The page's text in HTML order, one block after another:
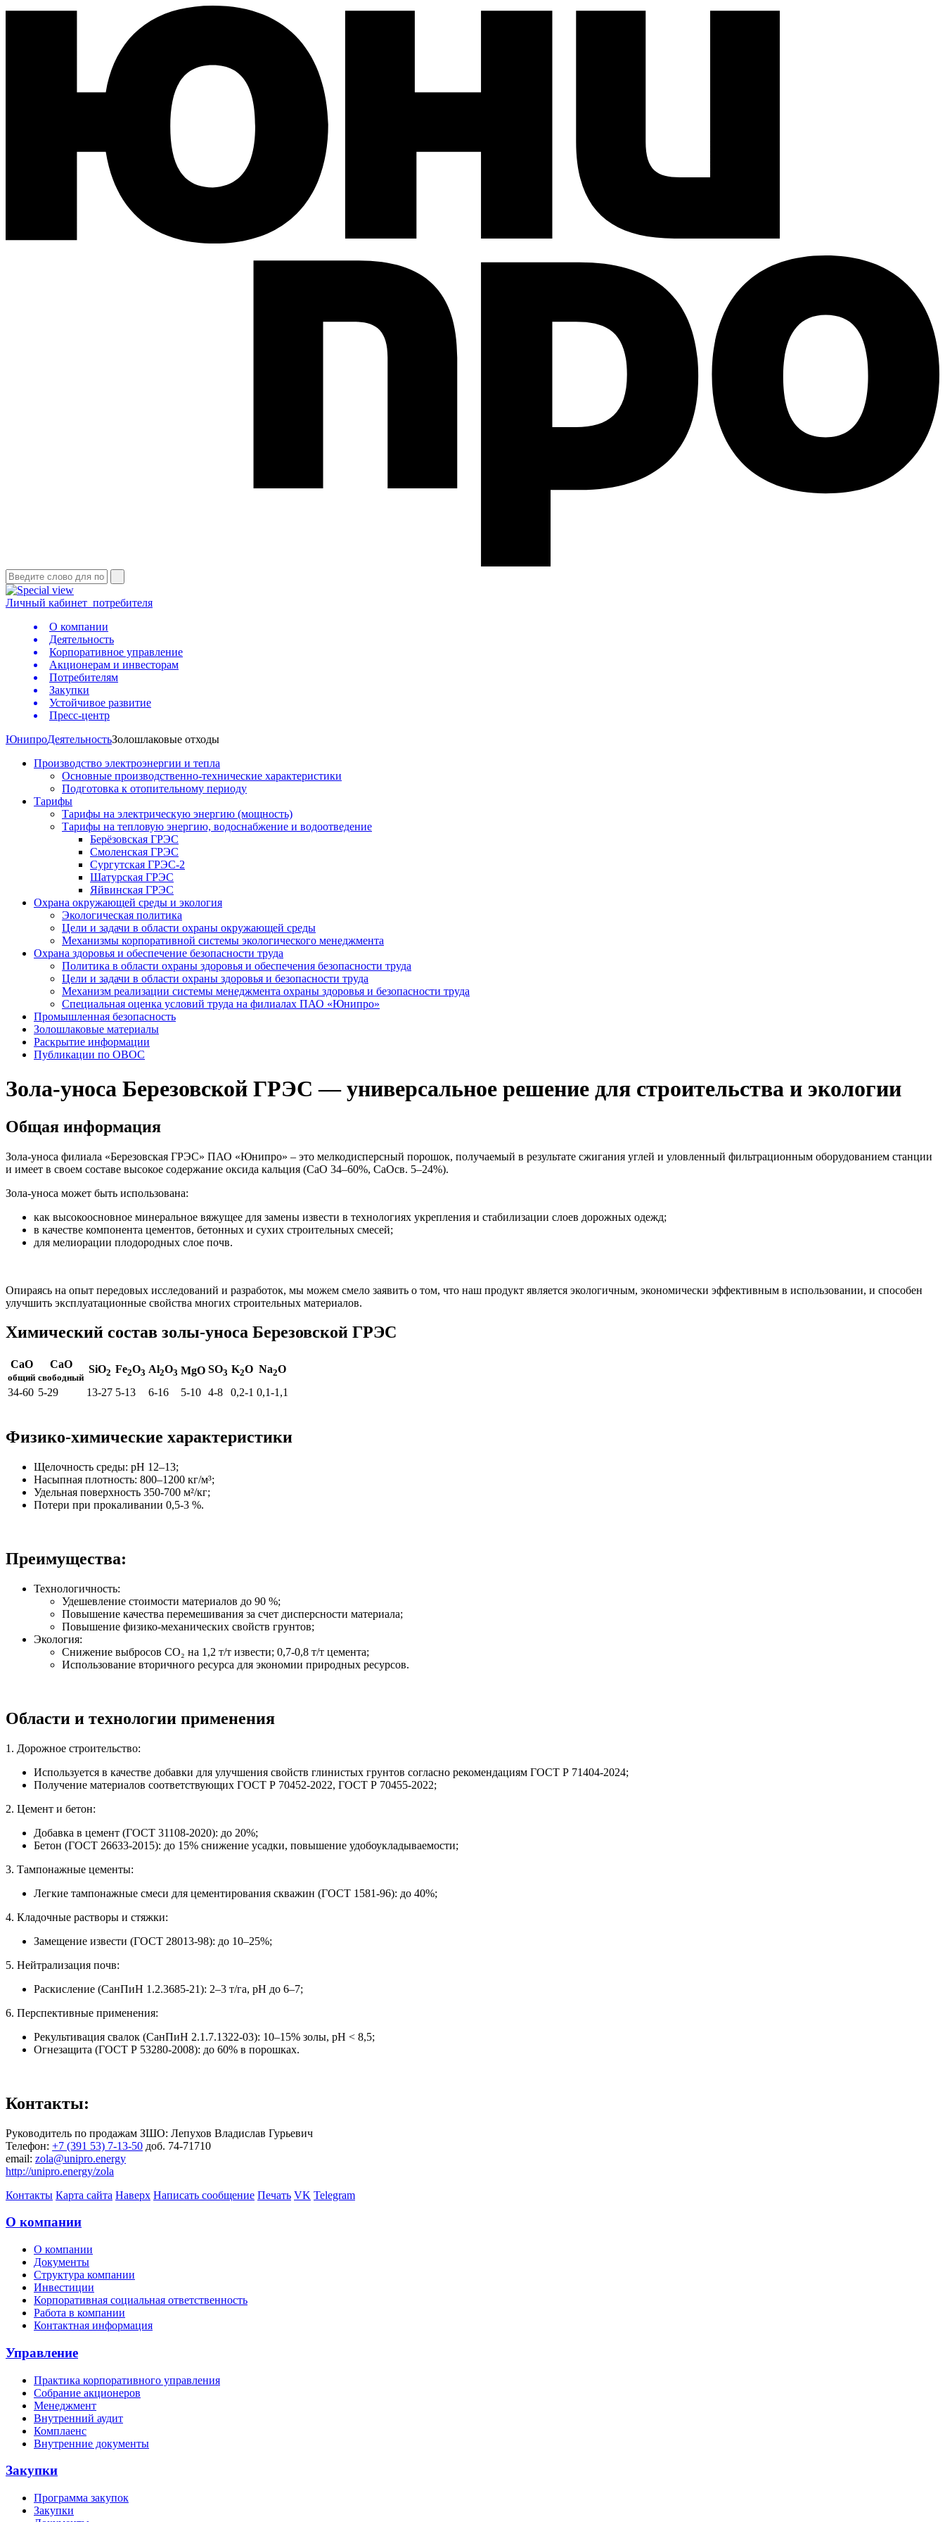
Личный кабинет потребителя
О компании
Деятельность
Корпоративное управление
Акционерам и инвесторам
Потребителям
Закупки
Устойчивое развитие
Пресс-центр
ЮнипроДеятельностьЗолошлаковые отходы
Производство электроэнергии и тепла
Основные производственно-технические характеристики
Подготовка к отопительному периоду
Тарифы
Тарифы на электрическую энергию (мощность)
Тарифы на тепловую энергию, водоснабжение и водоотведение
Берёзовская ГРЭС
Смоленская ГРЭС
Сургутская ГРЭС-2
Шатурская ГРЭС
Яйвинская ГРЭС
Охрана окружающей среды и экология
Экологическая политика
Цели и задачи в области охраны окружающей среды
Механизмы корпоративной системы экологического менеджмента
Охрана здоровья и обеспечение безопасности труда
Политика в области охраны здоровья и обеспечения безопасности труда
Цели и задачи в области охраны здоровья и безопасности труда
Механизм реализации системы менеджмента охраны здоровья и безопасности труда
Специальная оценка условий труда на филиалах ПАО «Юнипро»
Промышленная безопасность
Золошлаковые материалы
Раскрытие информации
Публикации по OBOC
Зола-уноса Березовской ГРЭС — универсальное решение для строительства и экологии
Общая информация
Зола-уноса филиала «Березовская ГРЭС» ПАО «Юнипро» – это мелкодисперсный порошок, получаемый в результате сжигания углей и уловленный фильтрационным оборудованием станции
и имеет в своем составе высокое содержание оксида кальция (CaO 34–60%, CaOсв. 5–24%).
Зола-уноса может быть использована:
как высокоосновное минеральное вяжущее для замены извести в технологиях укрепления и стабилизации слоев дорожных одежд;
в качестве компонента цементов, бетонных и сухих строительных смесей;
для мелиорации плодородных слое почв.
Опираясь на опыт передовых исследований и разработок, мы можем смело заявить о том, что наш продукт является экологичным, экономически эффективным в использовании, и способен
улучшить эксплуатационные свойства многих строительных материалов.
Химический состав золы-уноса Березовской ГРЭС
CaO
общий
CaO
свободный
SiO2 Fe2O3 Al2O3 MgO SO3 K2O Na2O
34-60 5-29 13-27 5-13 6-16 5-10 4-8 0,2-1 0,1-1,1
Физико-химические характеристики
Щелочность среды: pH 12–13;
Насыпная плотность: 800–1200 кг/м³;
Удельная поверхность 350-700 м²/кг;
Потери при прокаливании 0,5-3 %.
Преимущества:
Технологичность:
Удешевление стоимости материалов до 90 %;
Повышение качества перемешивания за счет дисперсности материала;
Повышение физико-механических свойств грунтов;
Экология:
Снижение выбросов CO₂ на 1,2 т/т извести; 0,7-0,8 т/т цемента;
Использование вторичного ресурса для экономии природных ресурсов.
Области и технологии применения
1. Дорожное строительство:
Используется в качестве добавки для улучшения свойств глинистых грунтов согласно рекомендациям ГОСТ Р 71404-2024;
Получение материалов соответствующих ГОСТ Р 70452-2022, ГОСТ Р 70455-2022;
2. Цемент и бетон:
Добавка в цемент (ГОСТ 31108-2020): до 20%;
Бетон (ГОСТ 26633-2015): до 15% снижение усадки, повышение удобоукладываемости;
3. Тампонажные цементы:
Легкие тампонажные смеси для цементирования скважин (ГОСТ 1581-96): до 40%;
4. Кладочные растворы и стяжки:
Замещение извести (ГОСТ 28013-98): до 10–25%;
5. Нейтрализация почв:
Раскисление (СанПиН 1.2.3685-21): 2–3 т/га, pH до 6–7;
6. Перспективные применения:
Рекультивация свалок (СанПиН 2.1.7.1322-03): 10–15% золы, pH < 8,5;
Огнезащита (ГОСТ Р 53280-2008): до 60% в порошках.
Контакты:
Руководитель по продажам ЗШО: Лепухов Владислав Гурьевич
Телефон: +7 (391 53) 7-13-50 доб. 74-71710
email: zola@unipro.energy
http://unipro.energy/zola
Контакты Карта сайта Наверх Написать сообщение Печать VK Telegram
О компании
О компании
Документы
Структура компании
Инвестиции
Корпоративная социальная ответственность
Работа в компании
Контактная информация
Управление
Практика корпоративного управления
Собрание акционеров
Менеджмент
Внутренний аудит
Комплаенс
Внутренние документы
Закупки
Программа закупок
Закупки